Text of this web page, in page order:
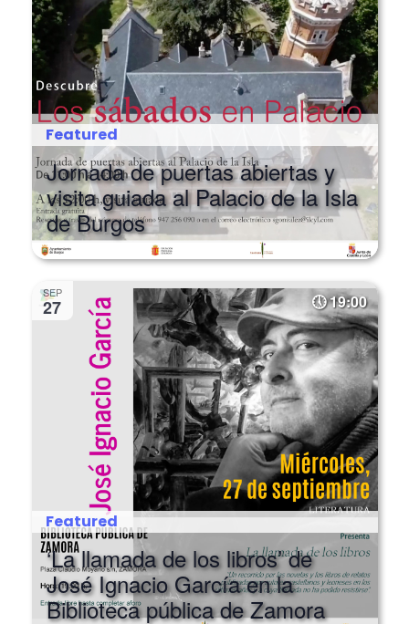
Featured
Jornada de puertas abiertas y
visita guiada al Palacio de la Isla
de Burgos
SEP 19:00
Featured
‘La llamada de los libros’ de
José Ignacio García en la
Biblioteca pública de Zamora